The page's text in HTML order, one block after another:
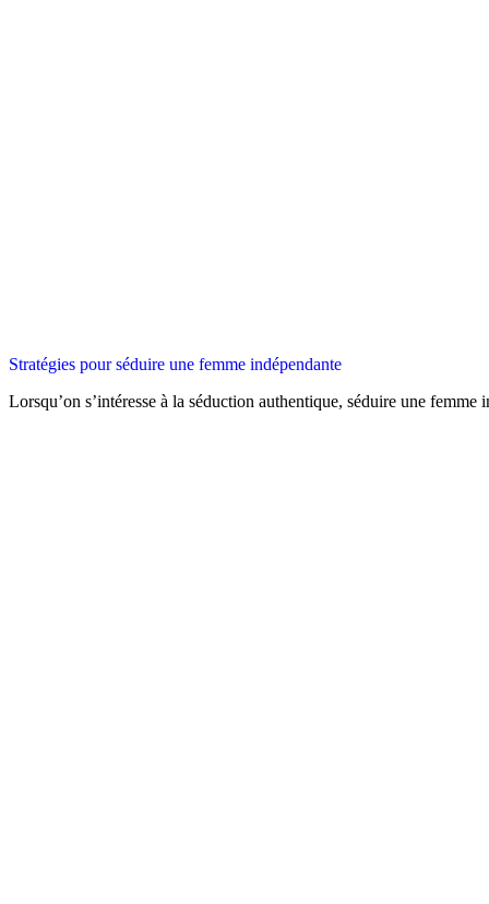
Stratégies pour séduire une femme indépendante
Lorsqu’on s’intéresse à la séduction authentique, séduire une